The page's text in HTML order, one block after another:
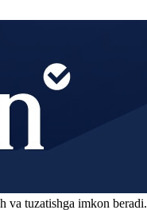
va tuzatishga imkon beradi.